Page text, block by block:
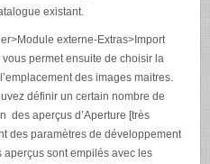
existant.
externe-Extras>Import
permet ensuite de choisir la
des images maitres.
définir un certain nombre de
des aperçus d’Aperture [très
des paramètres de développement
aperçus sont empilés avec les